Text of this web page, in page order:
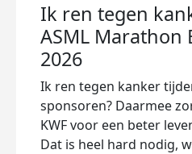
Ik ren tegen
ASML Marathon
2026
Ik ren tegen kanker
sponsoren? Daarmee
KWF voor een beter
Dat is heel hard nodig,